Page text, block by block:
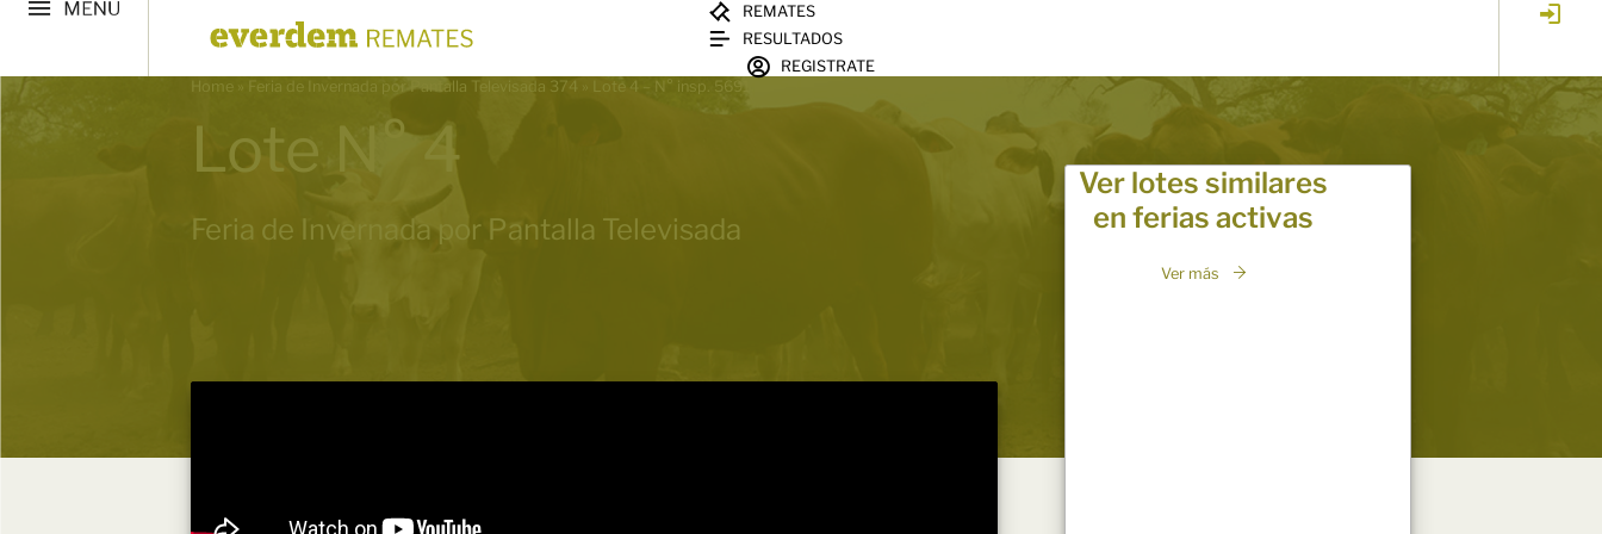
REMATES
RESULTADOS
REGISTRATE
Home » Feria de Invernada por Pantalla Televisada 374 » Lote 4 – N° insp. 5691
Lote N° 4
Feria de Invernada por Pantalla Televisada
Ver lotes similares
en ferias activas
Ver más